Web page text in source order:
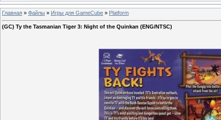
Главная » Файлы » Игры для GameCube » Platform
(GC) Ty the Tasmanian Tiger 3: Night of the Quinkan (ENG/NTSC)